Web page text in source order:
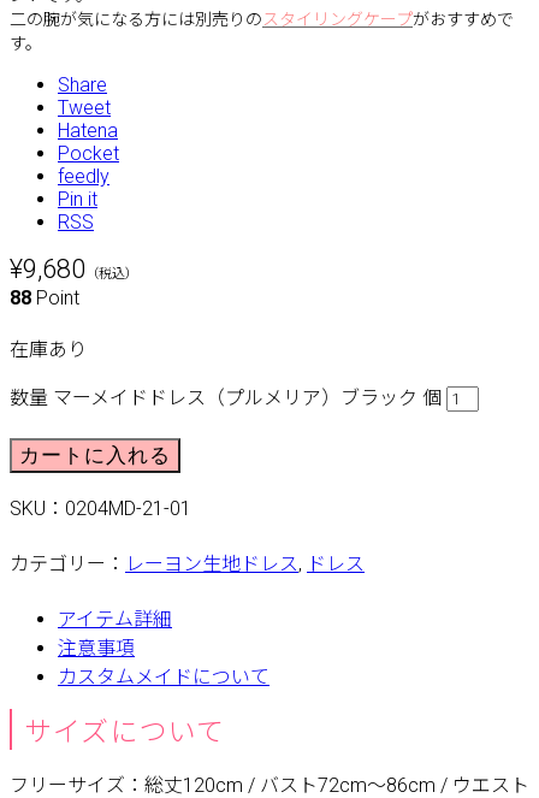
二の腕が気になる方には別売りのスタイリングケープがおすすめで
す。
Share
Tweet
Hatena
Pocket
feedly
Pin it
RSS
¥9,680 （税込）
88 Point
在庫あり
数量 マーメイドドレス（プルメリア）ブラック 個
カートに入れる
SKU： 0204MD-21-01
カテゴリー： レーヨン生地ドレス, ドレス
アイテム詳細
注意事項
カスタムメイドについて
サイズについて
フリーサイズ：総丈120cm / バスト72cm〜86cm / ウエスト